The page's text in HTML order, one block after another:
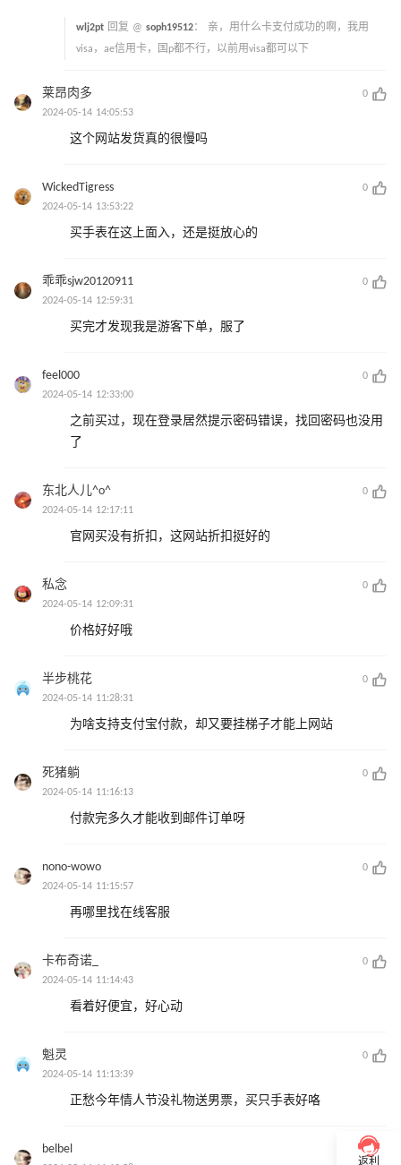
wlj2pt 回复 @ soph19512： 亲，用什么卡支付成功的啊，我用
visa，ae信用卡，国p都不行，以前用visa都可以下
莱昂肉多
0
2024-05-14 14:05:53
这个网站发货真的很慢吗
WickedTigress
0
2024-05-14 13:53:22
买手表在这上面入，还是挺放心的
乖乖sjw20120911
0
2024-05-14 12:59:31
买完才发现我是游客下单，服了
feel000
0
2024-05-14 12:33:00
之前买过，现在登录居然提示密码错误，找回密码也没用
了
东北人儿^o^
0
2024-05-14 12:17:11
官网买没有折扣，这网站折扣挺好的
私念
0
2024-05-14 12:09:31
价格好好哦
半步桃花
0
2024-05-14 11:28:31
为啥支持支付宝付款，却又要挂梯子才能上网站
死猪躺
0
2024-05-14 11:16:13
付款完多久才能收到邮件订单呀
nono-wowo
0
2024-05-14 11:15:57
再哪里找在线客服
卡布奇诺_
0
2024-05-14 11:14:43
看着好便宜，好心动
魁灵
0
2024-05-14 11:13:39
正愁今年情人节没礼物送男票，买只手表好咯
belbel
0
返利